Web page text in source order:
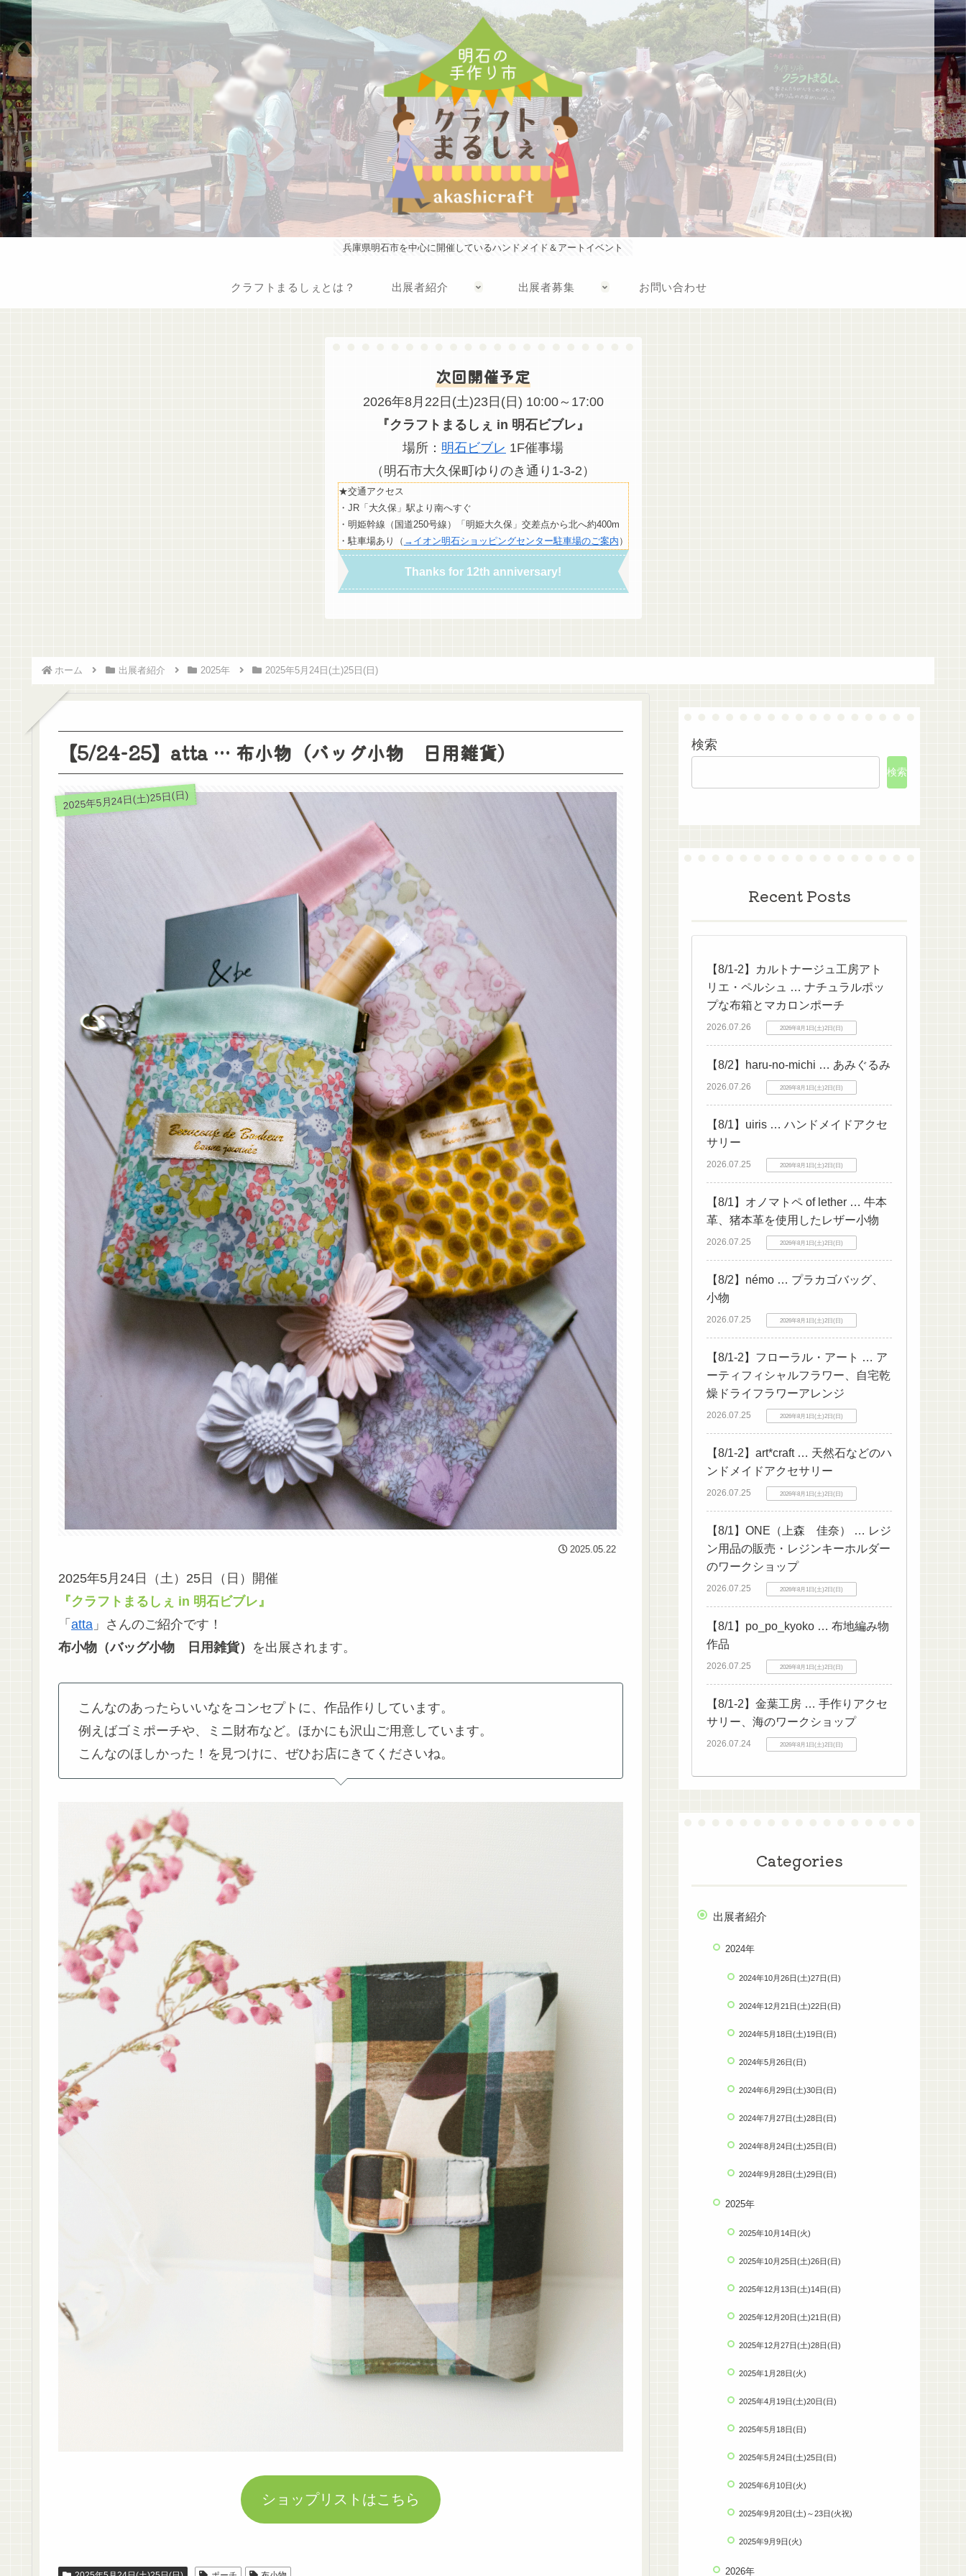
兵庫県明石市を中心に開催しているハンドメイド＆アートイベント
クラフトまるしぇとは？ 出展者紹介 出展者募集 お問い合わせ
次回開催予定
2026年8月22日(土)23日(日) 10:00～17:00
『クラフトまるしぇ in 明石ビブレ』
場所： 明石ビブレ 1F催事場
（明石市大久保町ゆりのき通り1-3-2）
★交通アクセス
・JR「大久保」駅より南へすぐ
・明姫幹線（国道250号線）「明姫大久保」交差点から北へ約400m
・駐車場あり（ →イオン明石ショッピングセンター駐車場のご案内 ）
Thanks for 12th anniversary!
ホーム 出展者紹介 2025年 2025年5月24日(土)25日(日)
【5/24-25】atta … 布小物（バッグ小物 日用雑貨）
2025年5月24日(土)25日(日)
2025.05.22
2025年5月24日（土）25日（日）開催
『クラフトまるしぇ in 明石ビブレ』
「 atta 」さんのご紹介です！
布小物（バッグ小物 日用雑貨） を出展されます。
こんなのあったらいいなをコンセプトに、作品作りしています。
例えばゴミポーチや、ミニ財布など。ほかにも沢山ご用意しています。
こんなのほしかった！を見つけに、ぜひお店にきてくださいね。
ショップリストはこちら
検索
検索
Recent Posts
【8/1-2】カルトナージュ工房アト
リエ・ペルシュ … ナチュラルポッ
プな布箱とマカロンポーチ
2026.07.26 2026年8月1日(土)2日(日)
【8/2】haru-no-michi … あみぐるみ
2026.07.26 2026年8月1日(土)2日(日)
【8/1】uiris … ハンドメイドアクセ
サリー
2026.07.25 2026年8月1日(土)2日(日)
【8/1】オノマトペ of lether … 牛本
革、猪本革を使用したレザー小物
2026.07.25 2026年8月1日(土)2日(日)
【8/2】némo … プラカゴバッグ、
小物
2026.07.25 2026年8月1日(土)2日(日)
【8/1-2】フローラル・アート … ア
ーティフィシャルフラワー、自宅乾
燥ドライフラワーアレンジ
2026.07.25 2026年8月1日(土)2日(日)
【8/1-2】art*craft … 天然石などのハ
ンドメイドアクセサリー
2026.07.25 2026年8月1日(土)2日(日)
【8/1】ONE（上森 佳奈） … レジ
ン用品の販売・レジンキーホルダー
のワークショップ
2026.07.25 2026年8月1日(土)2日(日)
【8/1】po_po_kyoko … 布地編み物
作品
2026.07.25 2026年8月1日(土)2日(日)
【8/1-2】金葉工房 … 手作りアクセ
サリー、海のワークショップ
2026.07.24 2026年8月1日(土)2日(日)
Categories
出展者紹介
2024年
2024年10月26日(土)27日(日)
2024年12月21日(土)22日(日)
2024年5月18日(土)19日(日)
2024年5月26日(日)
2024年6月29日(土)30日(日)
2024年7月27日(土)28日(日)
2024年8月24日(土)25日(日)
2024年9月28日(土)29日(日)
2025年
2025年10月14日(火)
2025年10月25日(土)26日(日)
2025年12月13日(土)14日(日)
2025年12月20日(土)21日(日)
2025年12月27日(土)28日(日)
2025年1月28日(火)
2025年4月19日(土)20日(日)
2025年5月18日(日)
2025年5月24日(土)25日(日)
2025年6月10日(火)
2025年9月20日(土)～23日(火祝)
2025年9月9日(火)
2026年